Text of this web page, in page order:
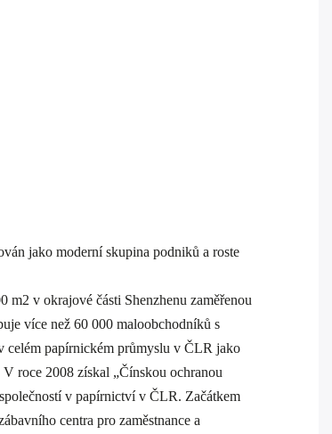
jako moderní skupina podniků a roste
v okrajové části Shenzhenu zaměřenou
více než 60 000 maloobchodníků s
celém papírnickém průmyslu v ČLR jako
roce 2008 získal „Čínskou ochranou
v papírnictví v ČLR. Začátkem
centra pro zaměstnance a